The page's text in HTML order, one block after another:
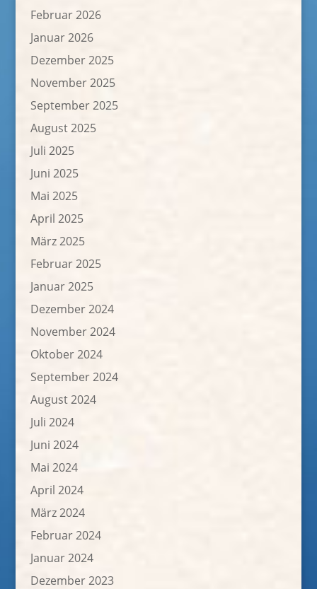
Februar 2026
Januar 2026
Dezember 2025
November 2025
September 2025
August 2025
Juli 2025
Juni 2025
Mai 2025
April 2025
März 2025
Februar 2025
Januar 2025
Dezember 2024
November 2024
Oktober 2024
September 2024
August 2024
Juli 2024
Juni 2024
Mai 2024
April 2024
März 2024
Februar 2024
Januar 2024
Dezember 2023